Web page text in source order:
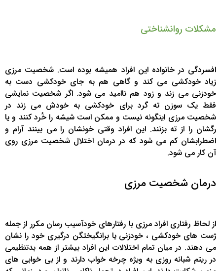
مشکلات روانشناختی
افسردگی در خانواده این افراد همیشه بوده است. شخصیت مرزی
زیاد خودکشی می کند و گاهی هم به جای خودکشی دست به
خودزنی می زند و زود هم ناامید می شود. اگر شخصیت نمایشی
فقط یک سوزن ته گرد برای خودکشی به خودش می زند در
شخصیت مرزی اینگونه نیست و ممکن است شیشه را خُرد کنند و یا
رگشان را از ته بزنند. این افراد وقتی خونشان را می بینند آرام و
اضطرابشان کم می شود که در درمان اختلال شخصیت مرزی روی
آن کار می شود.
درمان شخصیت مرزی
از لحاظ رفتاری افراد مرزی با رفتارهای خودآسیب رسان مکرر از جمله
ژست های خودکشی ، خودزنی یا برانگیختگن درگیری خود را نشان
می دهند. در میان تمام اختلالات این افراد بیشتر از همه بدتنظیمی
در ریتم شبانه روزی به ویژه چرخه خواب دارند و از بی خوابی های